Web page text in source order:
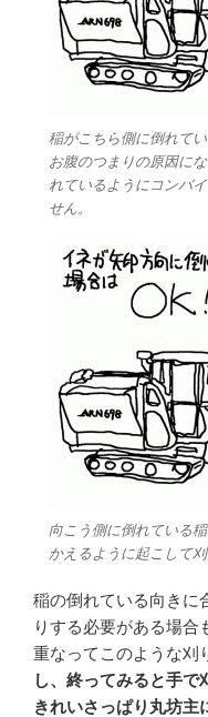
稲がこちら側に倒れて
お腹のつまりの原因に
れているようにコンバ
せん。
向こう側に倒れている
かえるように起こして刈
稲の倒れている向きに
りする必要がある場合
重なってこのような刈
し、終ってみると手で
きれいさっぱり丸坊主